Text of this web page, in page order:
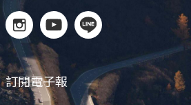
訂閱電子報